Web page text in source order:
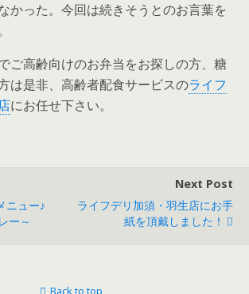
かった。今回は続きそうとのお言葉を
ご高齢向けのお弁当をお探しの方、糖
は是非、高齢者配食サービスのライフ
にお任せ下さい。
ニュー♪
ー～
Next Post
ライフデリ加須・羽生店にお手
紙を頂戴しました！
Back to top